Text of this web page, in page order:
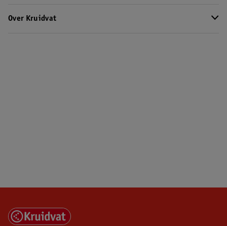
Over Kruidvat